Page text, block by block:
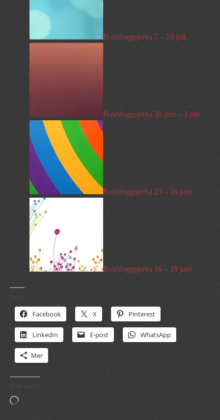
Bokbloggsjerka 7 – 10 juli
Bokbloggsjerka 30 juni – 3 juli
Bokbloggsjerka 23 – 26 juni
Bokbloggsjerka 16 – 19 juni
Facebook X Pinterest
LinkedIn E-post WhatsApp
Mer
Laddar